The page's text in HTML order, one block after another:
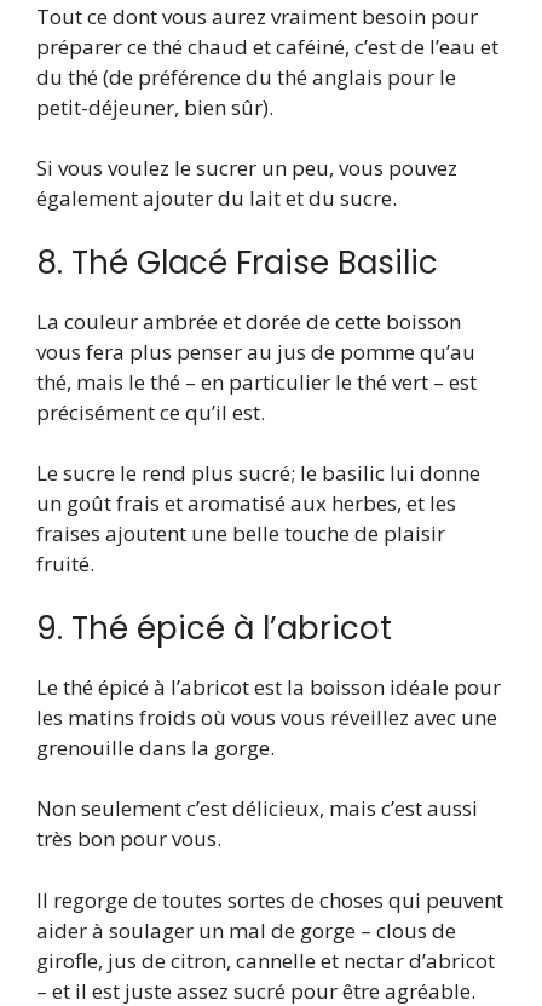
Tout ce dont vous aurez vraiment besoin pour
préparer ce thé chaud et caféiné, c’est de l’eau et
du thé (de préférence du thé anglais pour le
petit-déjeuner, bien sûr).
Si vous voulez le sucrer un peu, vous pouvez
également ajouter du lait et du sucre.
8. Thé Glacé Fraise Basilic
La couleur ambrée et dorée de cette boisson
vous fera plus penser au jus de pomme qu’au
thé, mais le thé – en particulier le thé vert – est
précisément ce qu’il est.
Le sucre le rend plus sucré; le basilic lui donne
un goût frais et aromatisé aux herbes, et les
fraises ajoutent une belle touche de plaisir
fruité.
9. Thé épicé à l’abricot
Le thé épicé à l’abricot est la boisson idéale pour
les matins froids où vous vous réveillez avec une
grenouille dans la gorge.
Non seulement c’est délicieux, mais c’est aussi
très bon pour vous.
Il regorge de toutes sortes de choses qui peuvent
aider à soulager un mal de gorge – clous de
girofle, jus de citron, cannelle et nectar d’abricot
– et il est juste assez sucré pour être agréable.